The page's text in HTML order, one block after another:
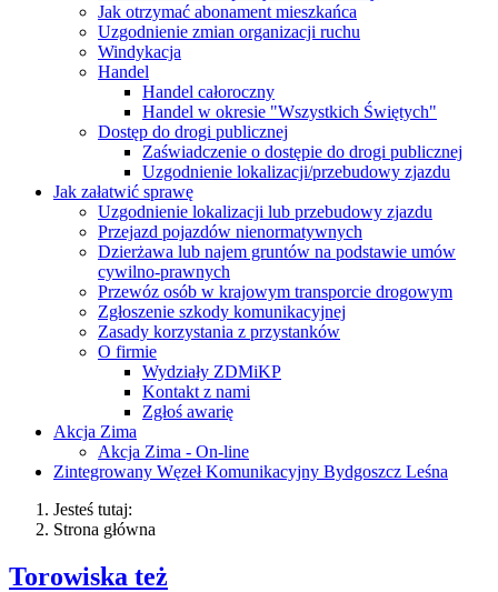
Jak otrzymać abonament mieszkańca
Uzgodnienie zmian organizacji ruchu
Windykacja
Handel
Handel całoroczny
Handel w okresie "Wszystkich Świętych"
Dostęp do drogi publicznej
Zaświadczenie o dostępie do drogi publicznej
Uzgodnienie lokalizacji/przebudowy zjazdu
Jak załatwić sprawę
Uzgodnienie lokalizacji lub przebudowy zjazdu
Przejazd pojazdów nienormatywnych
Dzierżawa lub najem gruntów na podstawie umów
cywilno-prawnych
Przewóz osób w krajowym transporcie drogowym
Zgłoszenie szkody komunikacyjnej
Zasady korzystania z przystanków
O firmie
Wydziały ZDMiKP
Kontakt z nami
Zgłoś awarię
Akcja Zima
Akcja Zima - On-line
Zintegrowany Węzeł Komunikacyjny Bydgoszcz Leśna
Jesteś tutaj:
Strona główna
Torowiska też